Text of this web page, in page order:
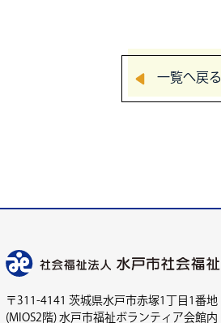
一覧へ戻る
〒311-4141 茨城県水戸市赤塚1丁目1番地
(MIOS2階) 水戸市福祉ボランティア会館内